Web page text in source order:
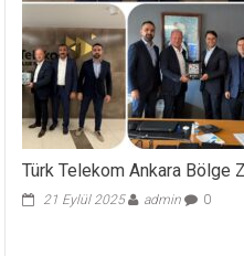
Türk Telekom Ankara Bölge
21 Eylül 2025 admin 0